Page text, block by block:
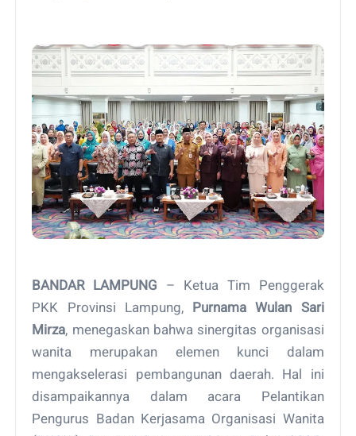
BANDAR LAMPUNG – Ketua Tim Penggerak
PKK Provinsi Lampung, Purnama Wulan Sari
Mirza, menegaskan bahwa sinergitas organisasi
wanita merupakan elemen kunci dalam
mengakselerasi pembangunan daerah. Hal ini
disampaikannya dalam acara Pelantikan
Pengurus Badan Kerjasama Organisasi Wanita